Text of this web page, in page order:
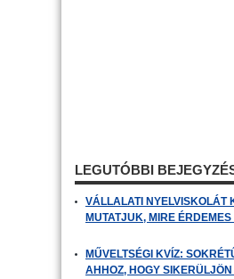
LEGUTÓBBI
VÁLLALATI NYELVISKOLÁT
MUTATJUK, MIRE ÉRDEMES
MŰVELTSÉGI KVÍZ:
AHHOZ, HOGY